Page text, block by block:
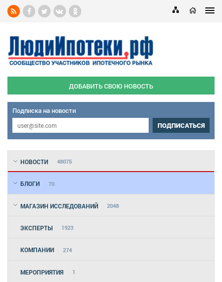
ДОБАВИТЬ СВОЮ НОВОСТЬ
Подписка на новости
ПОДПИСАТЬСЯ
НОВОСТИ 48075
БЛОГИ 70
МАГАЗИН ИССЛЕДОВАНИЙ 2048
ЭКСПЕРТЫ 1923
КОМПАНИИ 274
МЕРОПРИЯТИЯ 1